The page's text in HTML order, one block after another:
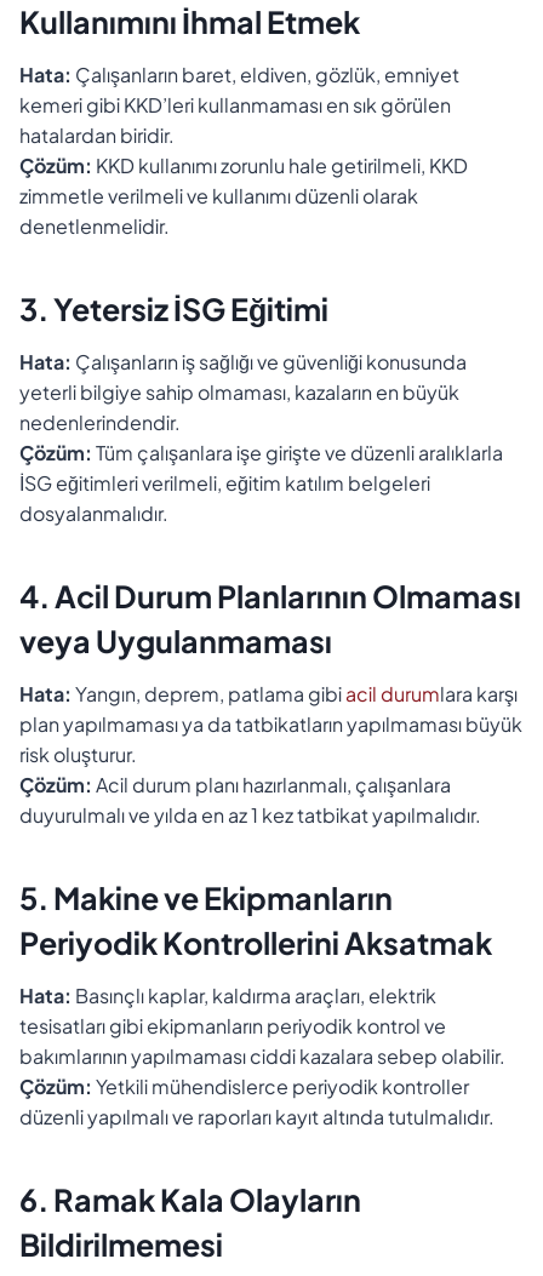
Kullanımını İhmal Etmek
Hata: Çalışanların baret, eldiven, gözlük, emniyet
kemeri gibi KKD’leri kullanmaması en sık görülen
hatalardan biridir.
Çözüm: KKD kullanımı zorunlu hale getirilmeli, KKD
zimmetle verilmeli ve kullanımı düzenli olarak
denetlenmelidir.
3. Yetersiz İSG Eğitimi
Hata: Çalışanların iş sağlığı ve güvenliği konusunda
yeterli bilgiye sahip olmaması, kazaların en büyük
nedenlerindendir.
Çözüm: Tüm çalışanlara işe girişte ve düzenli aralıklarla
İSG eğitimleri verilmeli, eğitim katılım belgeleri
dosyalanmalıdır.
4. Acil Durum Planlarının Olmaması
veya Uygulanmaması
Hata: Yangın, deprem, patlama gibiacil durumlara karşı
plan yapılmaması ya da tatbikatların yapılmaması büyük
risk oluşturur.
Çözüm: Acil durum planı hazırlanmalı, çalışanlara
duyurulmalı ve yılda en az 1 kez tatbikat yapılmalıdır.
5. Makine ve Ekipmanların
Periyodik Kontrollerini Aksatmak
Hata: Basınçlı kaplar, kaldırma araçları, elektrik
tesisatları gibi ekipmanların periyodik kontrol ve
bakımlarının yapılmaması ciddi kazalara sebep olabilir.
Çözüm: Yetkili mühendislerce periyodik kontroller
düzenli yapılmalı ve raporları kayıt altında tutulmalıdır.
6. Ramak Kala Olayların
Bildirilmemesi